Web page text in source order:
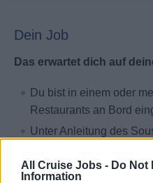
All Cruise Jobs - Do Not
Information
Dein Job
Das erwartet dich auf
Du bist in einem oder
Restaurants an Bord
Unter Anleitung des
Aus hochwertigen und